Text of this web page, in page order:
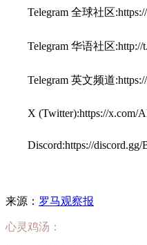
Telegram 全球社区
Telegram 华语社区:http://
Telegram 英文频道
X (Twitter):https://x.com/
Discord:https://discord.gg/
来源： 罗马观察报
心灵鸡汤：